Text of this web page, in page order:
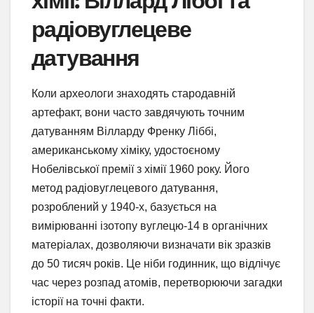
радіовуглецеве
датування
Коли археологи знаходять стародавній
артефакт, вони часто завдячують точним
датуванням Вілларду Френку Ліббі,
американському хіміку, удостоєному
Нобелівської премії з хімії 1960 року. Його
метод радіовуглецевого датування,
розроблений у 1940-х, базується на
вимірюванні ізотопу вуглецю-14 в органічних
матеріалах, дозволяючи визначати вік зразків
до 50 тисяч років. Це ніби годинник, що відлічує
час через розпад атомів, перетворюючи загадки
історії на точні факти.